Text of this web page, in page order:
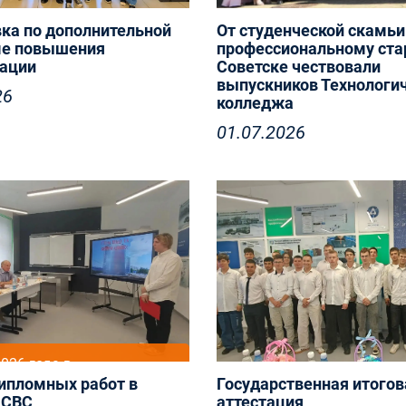
по дополнительной
повышения
30 июня в Центре
досуга «Парус» города
состоялся большой
От студенческой
профессиональному
Советске чествовали
выпускников
колледжа
01.07.2026
года в
колледже
работ в
СВС
Государственная
аттестация